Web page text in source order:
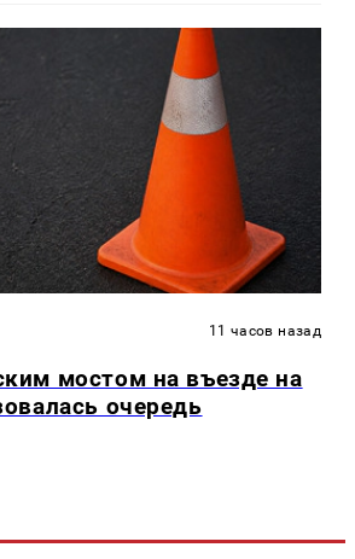
11 часов назад
мостом на въезде на
очередь